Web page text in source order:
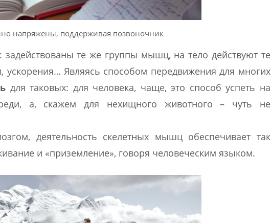
напряжены, поддерживая позвоночник
те же группы мышц, на тело действуют те
Являясь способом передвижения для многих
для таковых: для человека, чаще, это способ успеть на
а, скажем для нехищного животного – чуть не
деятельность скелетных мышц обеспечивает так
и «приземление», говоря человеческим языком.